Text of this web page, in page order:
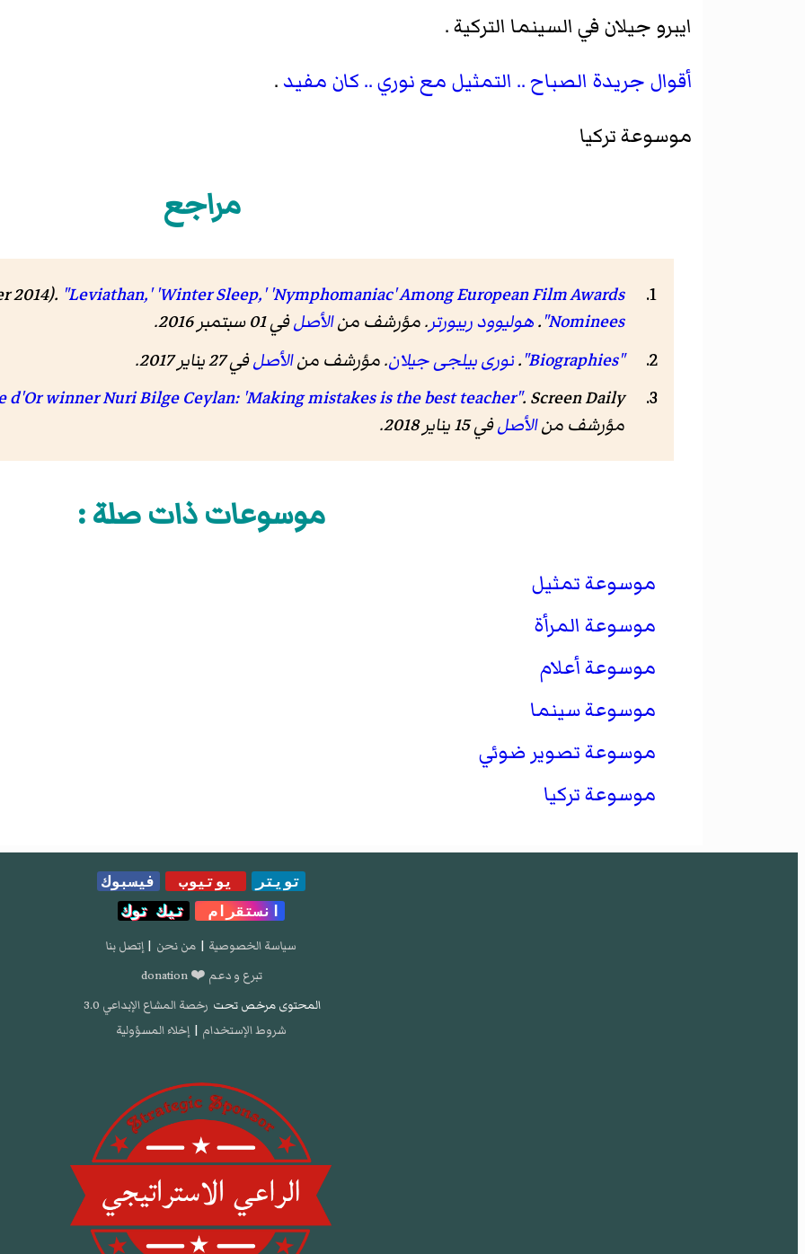
ايبرو جيلان في السينما التركية.
أقوال جريدة الصباح .. التمثيل مع نوري .. كان مفيد .
موسوعة تركيا
مراجع
2014). "Leviathan,' 'Winter Sleep,' 'Nymphomaniac' Among European Film Awards
Nominees"
.هوليوود ريبورتر. مؤرشف منالأصلفي 01 سبتمبر 2016
.
"Biographies"
.نورى بيلجى جيلان. مؤرشف منالأصلفي 27 يناير 2017
.
d'Or winner Nuri Bilge Ceylan: 'Making mistakes is the best teacher". Screen Daily
مؤرشف منالأصلفي 15 يناير 2018 .
موسوعات ذات صلة :
موسوعة تمثيل
موسوعة المرأة
موسوعة أعلام
موسوعة سينما
موسوعة تصوير ضوئي
موسوعة تركيا
تويتر يوتيوب
فيسبوك
انستقرام
تيك توك
سياسة الخصوصية | من نحن | إتصل بنا
تبرع و دعم ❤️ donation
المحتوى مرخص تحت رخصة المشاع الإبداعي 3.0
شروط الإستخدام | إخلاء المسؤولية